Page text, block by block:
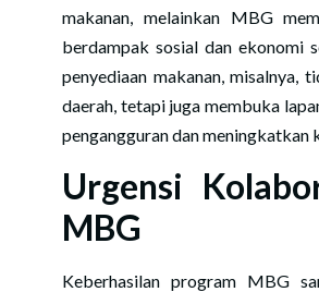
makanan, melainkan MBG
berdampak sosial dan ekonomi
penyediaan makanan, misalnya,
daerah, tetapi juga membuka
pengangguran dan meningkatkan
Urgensi
MBG
Keberhasilan program MBG